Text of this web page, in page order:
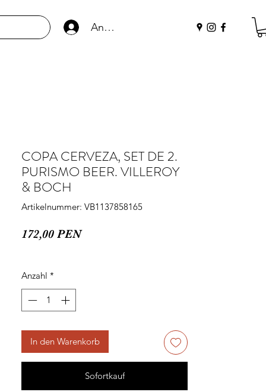
Anmelden
COPA CERVEZA, SET DE 2.
PURISMO BEER. VILLEROY
& BOCH
Artikelnummer: VB1137858165
172,00 PENPreis
Anzahl *
In den Warenkorb
Sofortkauf